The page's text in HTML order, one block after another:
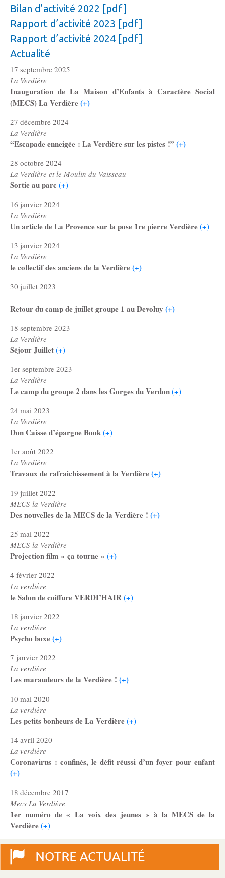
Bilan d’activité 2022 [pdf]
Rapport d’activité 2023 [pdf]
Rapport d’activité 2024 [pdf]
Actualité
17 septembre 2025
La Verdière
Inauguration de La Maison d’Enfants à Caractère Social
(MECS) La Verdière(+)
27 décembre 2024
La Verdière
“Escapade enneigée : La Verdière sur les pistes !” (+)
28 octobre 2024
La Verdière et le Moulin du Vaisseau
Sortie au parc(+)
16 janvier 2024
La Verdière
Un article de La Provence sur la pose 1re pierre Verdière(+)
13 janvier 2024
La Verdière
le collectif des anciens de la Verdière(+)
30 juillet 2023
Retour du camp de juillet groupe 1 au Devoluy (+)
18 septembre 2023
La Verdière
Séjour Juillet(+)
1er septembre 2023
La Verdière
Le camp du groupe 2 dans les Gorges du Verdon(+)
24 mai 2023
La Verdière
Don Caisse d’épargne Book(+)
1er août 2022
La Verdière
Travaux de rafraichissement à la Verdière(+)
19 juillet 2022
MECS la Verdière
Des nouvelles de la MECS de la Verdière ! (+)
25 mai 2022
MECS la Verdière
Projection film « ça tourne » (+)
4 février 2022
La verdière
le Salon de coiffure VERDI’HAIR(+)
18 janvier 2022
La verdière
Psycho boxe(+)
7 janvier 2022
La verdière
Les maraudeurs de la Verdière ! (+)
10 mai 2020
La verdière
Les petits bonheurs de La Verdière(+)
14 avril 2020
La verdière
Coronavirus : confinés, le défit réussi d’un foyer pour enfant
(+)
18 décembre 2017
Mecs La Verdière
1er numéro de « La voix des jeunes » à la MECS de la
Verdière(+)